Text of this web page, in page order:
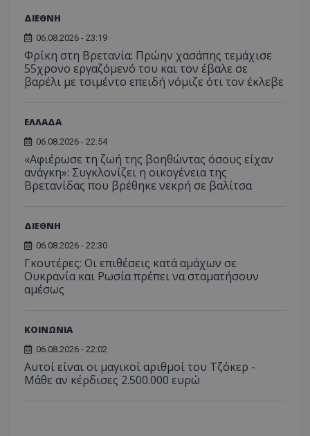
ΔΙΕΘΝΗ
06.08.2026 - 23:19
Φρίκη στη Βρετανία: Πρώην χασάπης τεμάχισε
55χρονο εργαζόμενό του και τον έβαλε σε
βαρέλι με τσιμέντο επειδή νόμιζε ότι τον έκλεβε
ΕΛΛΑΔΑ
06.08.2026 - 22:54
«Αφιέρωσε τη ζωή της βοηθώντας όσους είχαν
ανάγκη»: Συγκλονίζει η οικογένεια της
Βρετανίδας που βρέθηκε νεκρή σε βαλίτσα
ΔΙΕΘΝΗ
06.08.2026 - 22:30
Γκουτέρες: Οι επιθέσεις κατά αμάχων σε
Ουκρανία και Ρωσία πρέπει να σταματήσουν
αμέσως
ΚΟΙΝΩΝΙΑ
06.08.2026 - 22:02
Αυτοί είναι οι μαγικοί αριθμοί του Τζόκερ -
Μάθε αν κέρδισες 2.500.000 ευρώ